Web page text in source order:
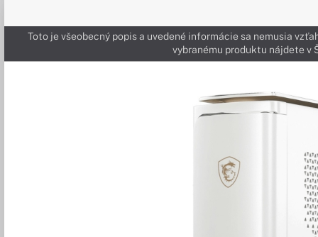
Toto je všeobecný popis a uvedené informácie sa nemusia
vybranému produktu nájdete v